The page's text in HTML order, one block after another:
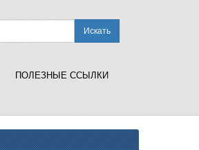
Искать
ПОЛЕЗНЫЕ ССЫЛКИ